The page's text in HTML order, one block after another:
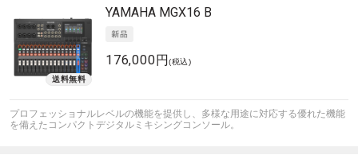
YAMAHA MGX16 B
176,000円(税込)
プロフェッショナルレベルの機能を提供し、多様な用途に対応する優れた機能
を備えたコンパクトデジタルミキシングコンソール。